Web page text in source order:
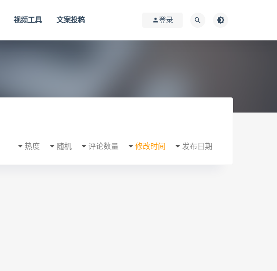
视频工具 文案投稿 登录
发布日期
修改时间
评论数量
随机
热度